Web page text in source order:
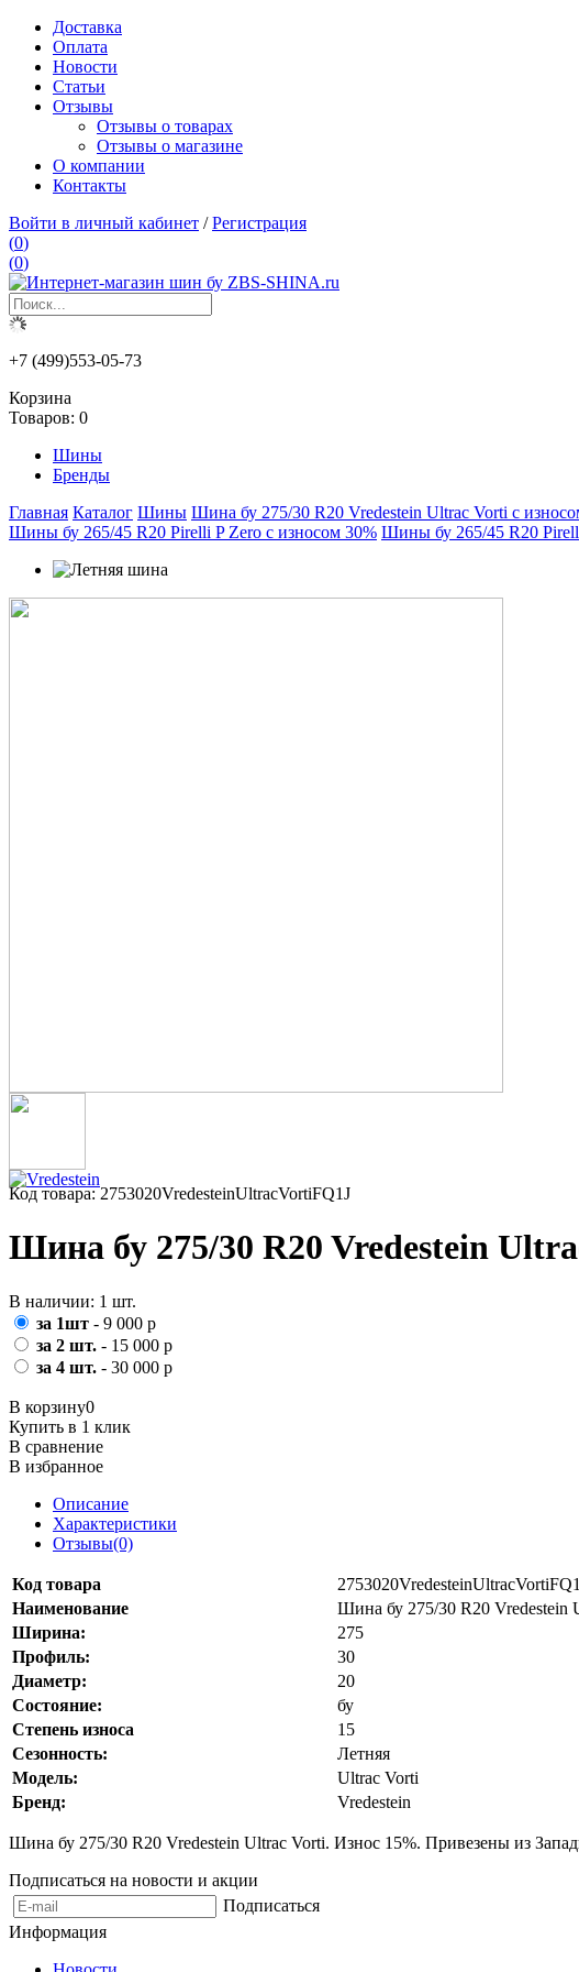
Доставка
Оплата
Новости
Статьи
Отзывы
Отзывы о товарах
Отзывы о магазине
О компании
Контакты
Войти в личный кабинет /Регистрация
(0)
(0)
+7 (499)553-05-73
Корзина
Товаров: 0
Шины
Бренды
Главная Каталог Шины Шина бу 275/30 R20 Vredestein Ultrac Vorti с
Шины бу 265/45 R20 Pirelli P Zero с износом 30% Шины бу 265/45 R20
Код товара: 2753020VredesteinUltracVortiFQ1J
Шина бу 275/30 R20 Vredestein
В наличии: 1 шт.
за 1шт - 9 000 р
за 2 шт. - 15 000 р
за 4 шт. - 30 000 р
В корзину0
Купить в 1 клик
В сравнение
В избранное
Описание
Характеристики
Отзывы(0)
Код товара
Наименование
Шина бу 275/30 R20 Vredestein
Ширина:
275
Профиль:
30
Диаметр:
20
Состояние:
бу
Степень износа
15
Сезонность:
Летняя
Модель:
Ultrac Vorti
Бренд:
Vredestein
Шина бу 275/30 R20 Vredestein Ultrac Vorti. Износ 15%. Привезены из
Подписаться на новости и акции
Подписаться
Информация